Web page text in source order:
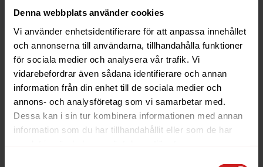
Denna webbplats använder cookies
Vi använder enhetsidentifierare för att anpassa innehållet
och annonserna till användarna, tillhandahålla funktioner
för sociala medier och analysera vår trafik. Vi
vidarebefordrar även sådana identifierare och annan
information från din enhet till de sociala medier och
annons- och analysföretag som vi samarbetar med.
Dessa kan i sin tur kombinera informationen med annan
information som du har tillhandahållit eller som de har
Läs mer
The website you were trying to
reach has been suspended